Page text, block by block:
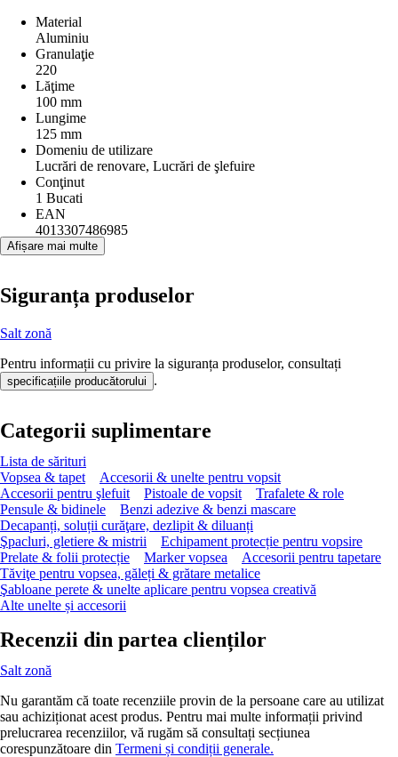
Material
Aluminiu
Granulaţie
220
Lăţime
100 mm
Lungime
125 mm
Domeniu de utilizare
Lucrări de renovare, Lucrări de şlefuire
Conţinut
1 Bucati
EAN
4013307486985
Afișare mai multe
Siguranța produselor
Salt zonă
Pentru informații cu privire la siguranța produselor, consultați
specificațiile producătorului .
Categorii suplimentare
Lista de sărituri
Vopsea & tapet
Accesorii & unelte pentru vopsit
Accesorii pentru şlefuit
Pistoale de vopsit
Trafalete & role
Pensule & bidinele
Benzi adezive & benzi mascare
Decapanți, soluții curăţare, dezlipit & diluanți
Şpacluri, gletiere & mistrii
Echipament protecție pentru vopsire
Prelate & folii protecție
Marker vopsea
Accesorii pentru tapetare
Tăviţe pentru vopsea, găleți & grătare metalice
Şabloane perete & unelte aplicare pentru vopsea creativă
Alte unelte și accesorii
Recenzii din partea clienților
Salt zonă
Nu garantăm că toate recenziile provin de la persoane care au utilizat
sau achiziționat acest produs. Pentru mai multe informații privind
prelucrarea recenziilor, vă rugăm să consultați secțiunea
corespunzătoare din Termeni și condiții generale.